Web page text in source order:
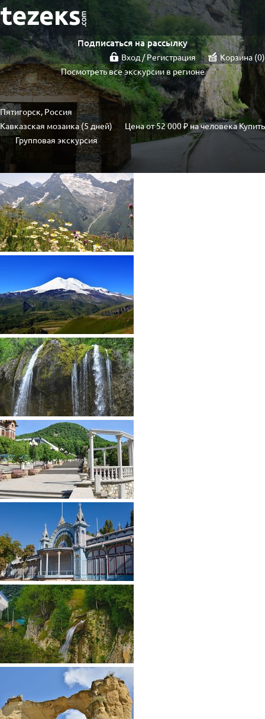
Подписаться на рассылку
Вход / Регистрация Корзина 0
Посмотреть все экскурсии в регионе
Пятигорск, Россия
Кавказская мозаика (5 дней)
Групповая экскурсия
Цена от52 000 ₽ на человекаКупить